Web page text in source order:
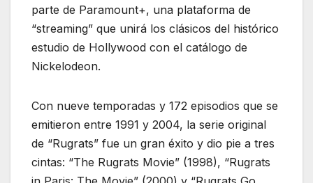
parte de Paramount+, una plataforma de
“streaming” que unirá los clásicos del histórico
estudio de Hollywood con el catálogo de
Nickelodeon.
Con nueve temporadas y 172 episodios que se
emitieron entre 1991 y 2004, la serie original
de “Rugrats” fue un gran éxito y dio pie a tres
cintas: “The Rugrats Movie” (1998), “Rugrats